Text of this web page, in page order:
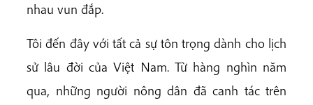
nhau vun đắp.
Tôi đến đây với tất cả sự tôn trọng dành cho lịch
sử lâu đời của Việt Nam. Từ hàng nghìn năm
qua, những người nông dân đã canh tác trên